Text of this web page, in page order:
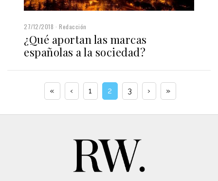
27/12/2018 Redacción
¿Qué aportan las marcas
españolas a la sociedad?
« ‹ 1 2 3 › »